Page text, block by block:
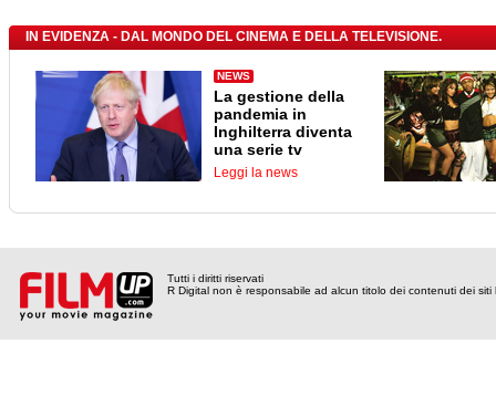
IN EVIDENZA - DAL MONDO DEL CINEMA E DELLA TELEVISIONE.
NEWS
La gestione della
pandemia in
Inghilterra diventa
una serie tv
Leggi la news
Tutti i diritti riservati
R Digital non è responsabile ad alcun titolo dei contenuti dei siti